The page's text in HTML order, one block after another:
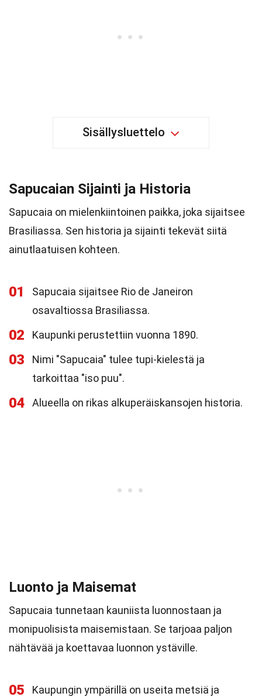
Sisällysluettelo
Sapucaian Sijainti ja Historia
Sapucaia on mielenkiintoinen paikka, joka sijaitsee
Brasiliassa. Sen historia ja sijainti tekevät siitä
ainutlaatuisen kohteen.
01
Sapucaia sijaitsee Rio de Janeiron
osavaltiossa Brasiliassa.
02 Kaupunki perustettiin vuonna 1890.
03
Nimi "Sapucaia" tulee tupi-kielestä ja
tarkoittaa "iso puu".
04 Alueella on rikas alkuperäiskansojen historia.
Luonto ja Maisemat
Sapucaia tunnetaan kauniista luonnostaan ja
monipuolisista maisemistaan. Se tarjoaa paljon
nähtävää ja koettavaa luonnon ystäville.
05
Kaupungin ympärillä on useita metsiä ja